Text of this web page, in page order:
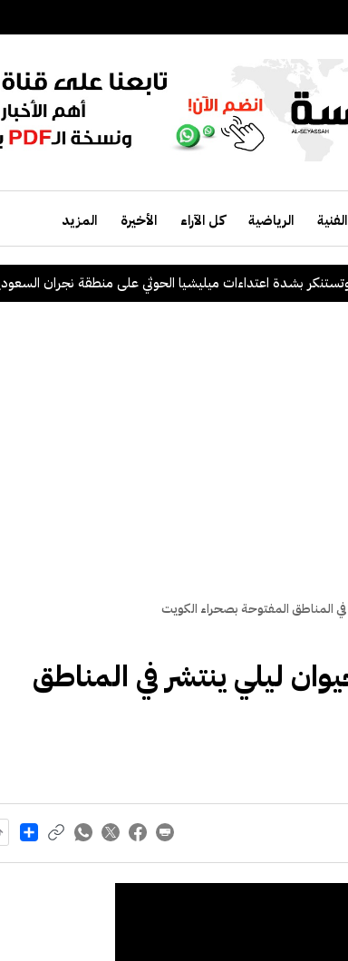
الفنية الرياضية كل الآراء الأخيرة المزيد
بشدة اعتداءات ميليشيا الحوثي على منطقة نجران السعودية .
المناطق المفتوحة بصحراء الكويت
ليلي ينتشر في المناطق
Share